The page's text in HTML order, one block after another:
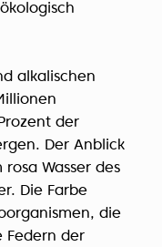
alkalischen
der
Der Anblick
Wasser des
Die Farbe
die
Federn der